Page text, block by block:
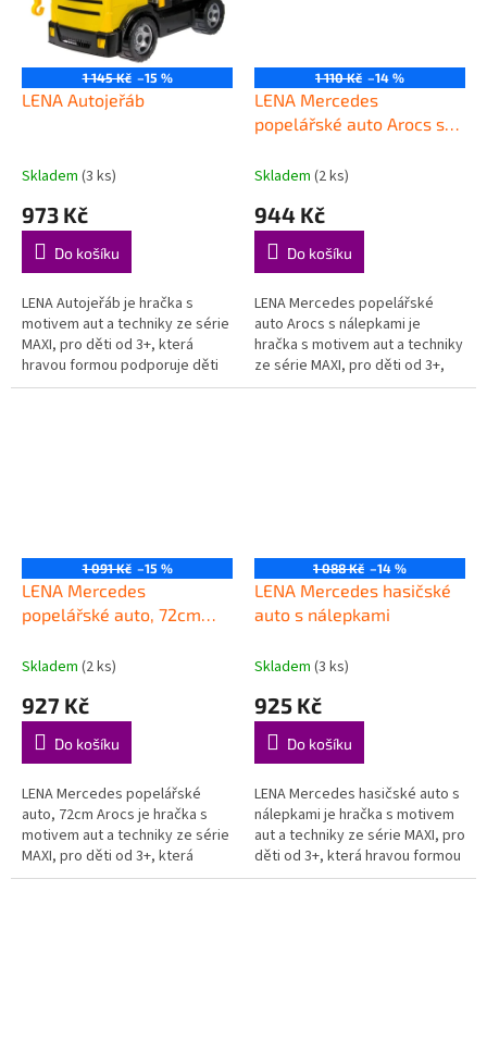
1 145 Kč –15 %
LENA Autojeřáb
Skladem (3 ks)
973 Kč
Do košíku
LENA Autojeřáb je hračka s
motivem aut a techniky ze série
MAXI, pro děti od 3+, která
hravou formou podporuje děti
při objevování, hraní a rozvoji
1 110 Kč –14 %
LENA Mercedes
popelářské auto Arocs s
Skladem (2 ks)
944 Kč
Do košíku
LENA Mercedes popelářské
auto Arocs s nálepkami je
hračka s motivem aut a techniky
ze série MAXI, pro děti od 3+,
která hravou formou podporuje
1 091 Kč –15 %
LENA Mercedes
popelářské auto, 72cm
Skladem (2 ks)
927 Kč
Do košíku
LENA Mercedes popelářské
auto, 72cm Arocs je hračka s
motivem aut a techniky ze série
MAXI, pro děti od 3+, která
hravou formou podporuje děti
1 088 Kč –14 %
LENA Mercedes hasičské
auto s nálepkami
Skladem (3 ks)
925 Kč
Do košíku
LENA Mercedes hasičské auto s
nálepkami je hračka s motivem
aut a techniky ze série MAXI, pro
děti od 3+, která hravou formou
podporuje děti při objevování,